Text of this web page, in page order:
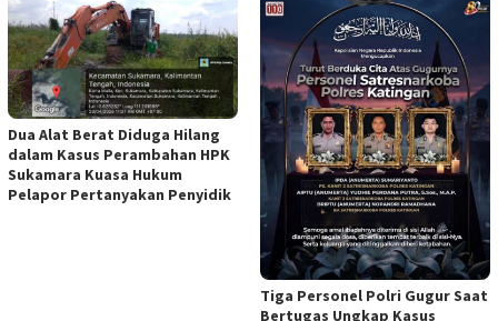
Dua Alat Berat Diduga Hilang
dalam Kasus Perambahan HPK
Sukamara Kuasa Hukum
Pelapor Pertanyakan Penyidik
Tiga Personel Polri Gugur Saat
Bertugas Ungkap Kasus